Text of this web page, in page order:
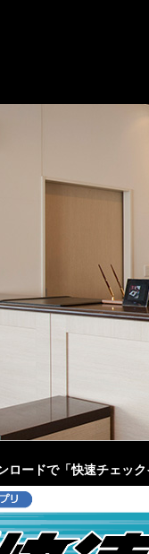
ロードで「快速チェッ